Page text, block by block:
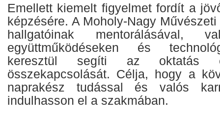
Emellett kiemelt figyelmet fordít a
képzésére. A Moholy-Nagy
hallgatóinak mentorálásával,
együttműködéseken és
keresztül segíti az
összekapcsolását. Célja, hogy a
naprakész tudással és valós
indulhasson el a szakmában.